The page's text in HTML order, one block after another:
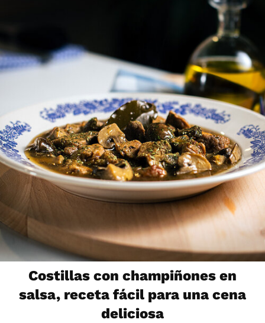
Costillas con champiñones en
salsa, receta fácil para una cena
deliciosa